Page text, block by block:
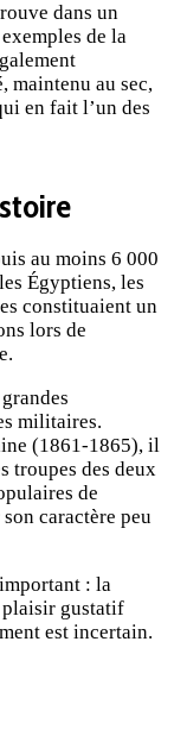
dans un
de la
maintenu au sec,
en fait l’un des
au moins 6 000
Égyptiens, les
constituaient un
lors de
militaires.
(1861-1865), il
troupes des deux
de
caractère peu
: la
gustatif
est incertain.